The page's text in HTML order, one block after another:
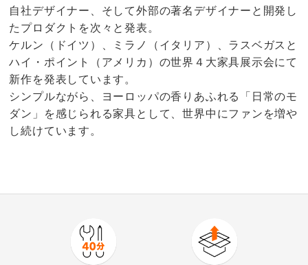
自社デザイナー、そして外部の著名デザイナーと開発し
たプロダクトを次々と発表。
ケルン（ドイツ）、ミラノ（イタリア）、ラスベガスと
ハイ・ポイント（アメリカ）の世界４大家具展示会にて
新作を発表しています。
シンプルながら、ヨーロッパの香りあふれる「日常のモ
ダン」を感じられる家具として、世界中にファンを増や
し続けています。
900-H818-01